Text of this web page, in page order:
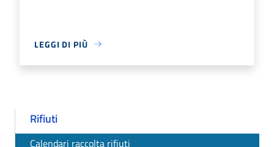
LEGGI DI PIÙ
Rifiuti
Calendari raccolta rifiuti